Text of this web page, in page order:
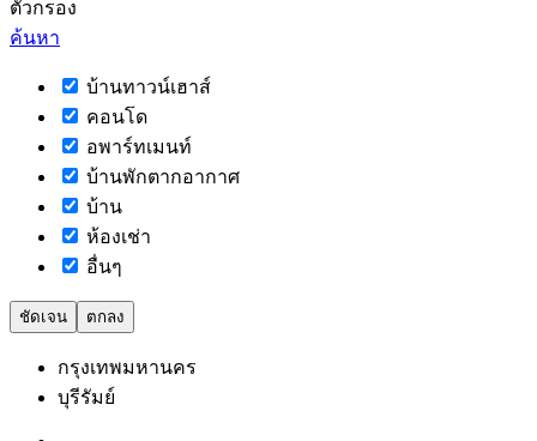
ตัวกรอง
ค้นหา
บ้านทาวน์เฮาส์
คอนโด
อพาร์ทเมนท์
บ้านพักตากอากาศ
บ้าน
ห้องเช่า
อื่นๆ
ชัดเจน ตกลง
กรุงเทพมหานคร
บุรีรัมย์